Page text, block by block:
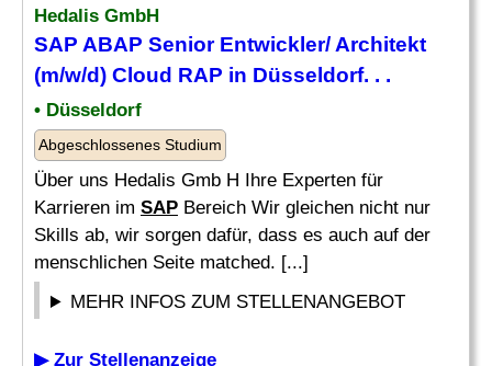
Hedalis GmbH
SAP ABAP Senior Entwickler/ Architekt
(m/w/d) Cloud RAP in Düsseldorf. . .
• Düsseldorf
Abgeschlossenes Studium
Über uns Hedalis Gmb H Ihre Experten für
Karrieren im SAP Bereich Wir gleichen nicht nur
Skills ab, wir sorgen dafür, dass es auch auf der
menschlichen Seite matched. [...]
MEHR INFOS ZUM STELLENANGEBOT
▶ Zur Stellenanzeige